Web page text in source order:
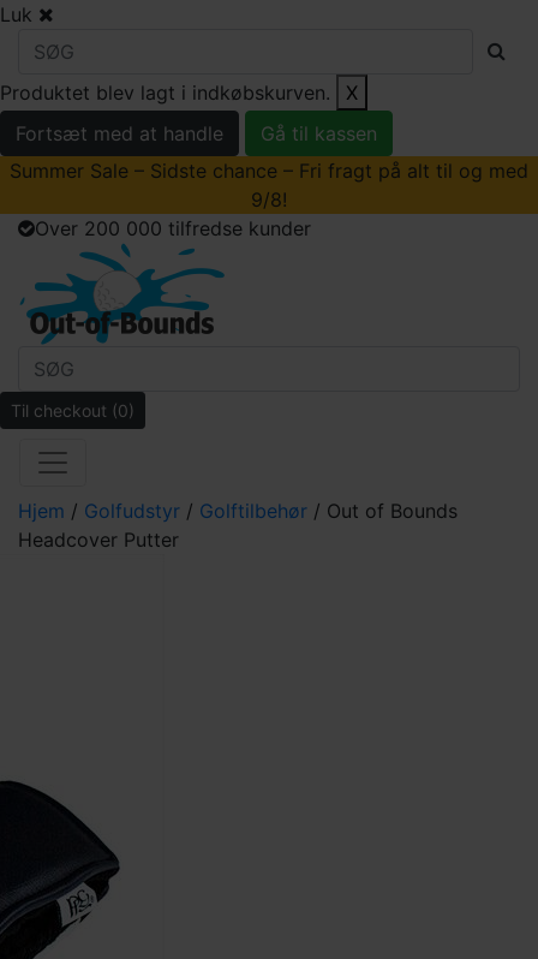
Luk
Produktet blev lagt i indkøbskurven.
X
Fortsæt med at handle
Gå til kassen
Summer Sale – Sidste chance – Fri fragt på alt til og med
9/8!
Over 200 000 tilfredse kunder
Til checkout (0)
Hjem / Golfudstyr / Golftilbehør / Out of Bounds
Headcover Putter